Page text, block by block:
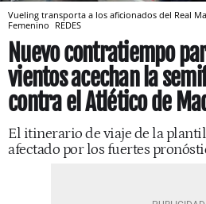
Vueling transporta a los aficionados del Real
Femenino REDES
Nuevo contratiempo
vientos acechan la
contra el Atlético de
El itinerario de viaje de la
afectado por los fuertes